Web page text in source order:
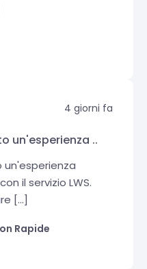
4 giorni fa
un'esperienza ..
il servizio LWS.
[...]
Rapide